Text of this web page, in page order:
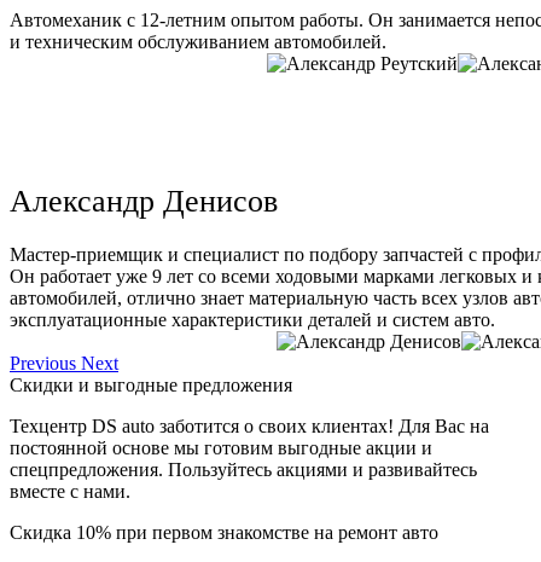
Автомеханик с 12-летним опытом работы. Он занимается
и техническим обслуживанием автомобилей.
Александр Денисов
Мастер-приемщик и специалист по подбору запчастей с
Он работает уже 9 лет со всеми ходовыми марками легковых и
автомобилей, отлично знает материальную часть всех узлов
эксплуатационные характеристики деталей и систем авто.
Previous Next
Скидки и выгодные предложения
Техцентр DS auto заботится о своих клиентах! Для Вас на
постоянной основе мы готовим выгодные акции и
спецпредложения. Пользуйтесь акциями и развивайтесь
вместе с нами.
Скидка 10% при первом знакомстве на ремонт авто